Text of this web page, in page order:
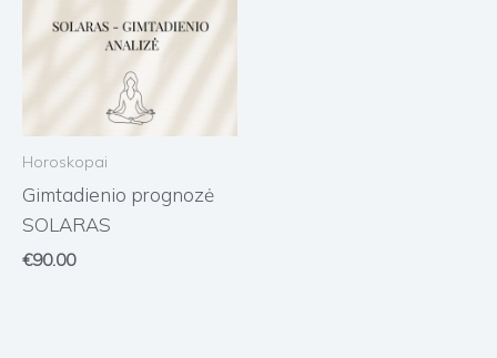
Horoskopai
Gimtadienio prognozė
SOLARAS
€90.00